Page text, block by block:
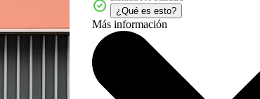
¿Qué es esto?
Más información